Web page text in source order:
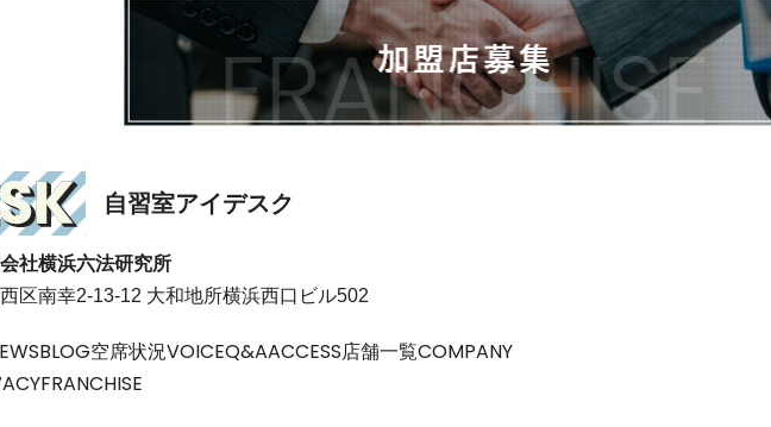
自習室アイデスク
社横浜六法研究所
区南幸2-13-12 大和地所横浜西口ビル502
BLOG空席状況VOICEQ&AACCESS店舗一覧COMPANY
FRANCHISE